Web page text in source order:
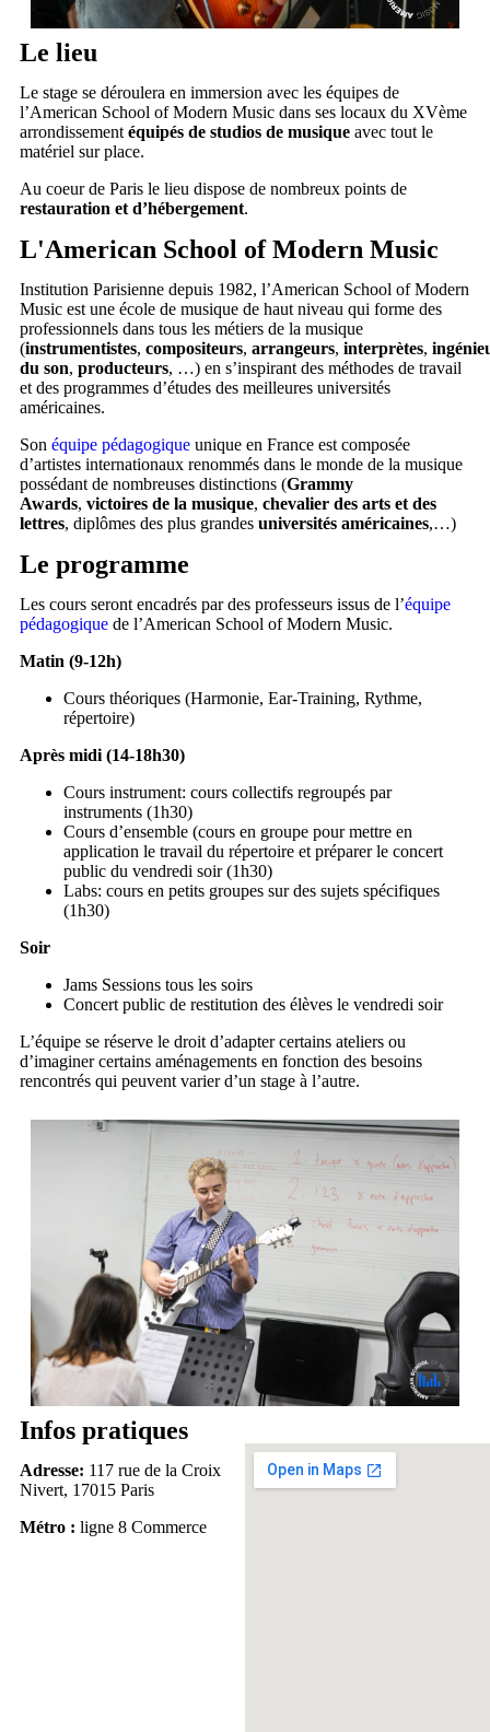
Le lieu
Le stage se déroulera en immersion avec les équipes de
l’American School of Modern Music dans ses locaux du XVème
arrondissement équipés de studios de musique avec tout le
matériel sur place.
Au coeur de Paris le lieu dispose de nombreux points de
restauration et d’hébergement.
L'American School of Modern Music
Institution Parisienne depuis 1982, l’American School of Modern
Music est une école de musique de haut niveau qui forme des
professionnels dans tous les métiers de la musique
(instrumentistes, compositeurs, arrangeurs, interprètes,
du son, producteurs, …) en s’inspirant des méthodes de travail
et des programmes d’études des meilleures universités
américaines.
Son équipe pédagogique unique en France est composée
d’artistes internationaux renommés dans le monde de la musique
possédant de nombreuses distinctions (Grammy
Awards, victoires de la musique, chevalier des arts et des
lettres, diplômes des plus grandes universités américaines,…)
Le programme
Les cours seront encadrés par des professeurs issus de l’équipe
pédagogique de l’American School of Modern Music.
Matin (9-12h)
Cours théoriques (Harmonie, Ear-Training, Rythme,
répertoire)
Après midi (14-18h30)
Cours instrument: cours collectifs regroupés par
instruments (1h30)
Cours d’ensemble (cours en groupe pour mettre en
application le travail du répertoire et préparer le concert
public du vendredi soir (1h30)
Labs: cours en petits groupes sur des sujets spécifiques
(1h30)
Soir
Jams Sessions tous les soirs
Concert public de restitution des élèves le vendredi soir
L’équipe se réserve le droit d’adapter certains ateliers ou
d’imaginer certains aménagements en fonction des besoins
rencontrés qui peuvent varier d’un stage à l’autre.
Infos pratiques
Adresse: 117 rue de la Croix
Nivert, 17015 Paris
Métro : ligne 8 Commerce